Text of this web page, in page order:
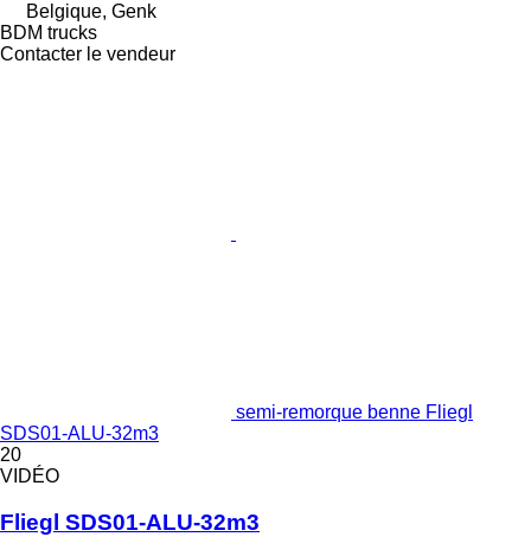
Belgique, Genk
BDM trucks
Contacter le vendeur
semi-remorque benne Fliegl
SDS01-ALU-32m3
20
VIDÉO
Fliegl SDS01-ALU-32m3